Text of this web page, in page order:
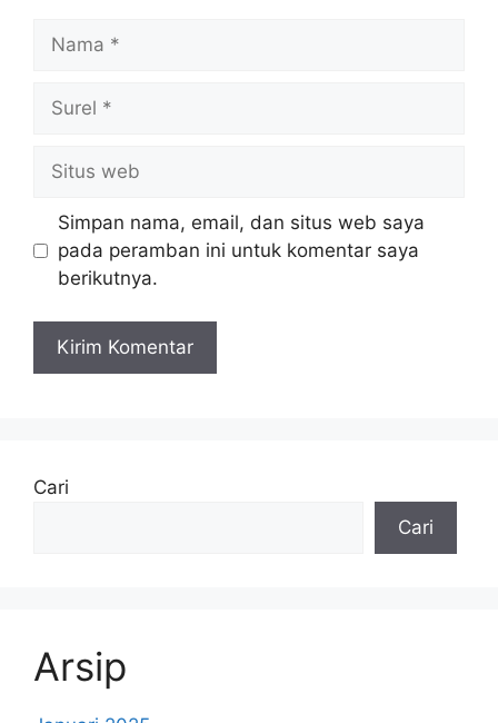
Nama
Surel
Situs
web
Simpan nama, email, dan situs web saya
pada peramban ini untuk komentar saya
berikutnya.
Cari
Cari
Arsip